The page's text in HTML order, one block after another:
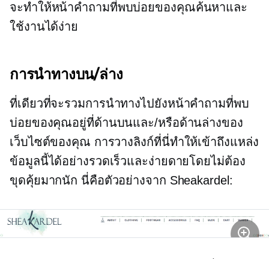
จะทำให้หน้าคำถามที่พบบ่อยของคุณค้นหาและ
ใช้งานได้ง่าย
การนำทางบน/ล่าง
ที่เดียวที่จะรวมการนำทางไปยังหน้าคำถามที่พบ
บ่อยของคุณอยู่ที่ด้านบนและ/หรือด้านล่างของ
เว็บไซต์ของคุณ การวางลิงก์ที่นี่ทำให้เข้าถึงแหล่ง
ข้อมูลนี้ได้อย่างรวดเร็วและง่ายดายโดยไม่ต้อง
ขุดคุ้ยมากนัก นี่คือตัวอย่างจาก Sheakardel: